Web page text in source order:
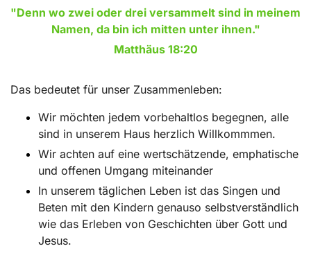
"Denn wo zwei oder drei versammelt sind in meinem
Namen, da bin ich mitten unter ihnen."
Matthäus 18:20
Das bedeutet für unser Zusammenleben:
Wir möchten jedem vorbehaltlos begegnen, alle
sind in unserem Haus herzlich Willkommmen.
Wir achten auf eine wertschätzende, emphatische
und offenen Umgang miteinander
In unserem täglichen Leben ist das Singen und
Beten mit den Kindern genauso selbstverständlich
wie das Erleben von Geschichten über Gott und
Jesus.